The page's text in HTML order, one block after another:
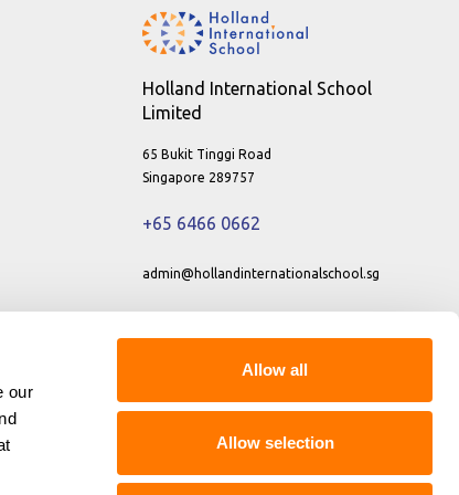
our
Allow all
Allow selection
Holland International School
Limited
65 Bukit Tinggi Road
Singapore 289757
+65 6466 0662
admin@hollandinternationalschool.sg
Period of registration: 16 June 2025
Privacy Policy